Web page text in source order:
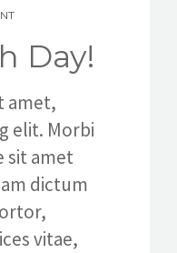
Day!
amet,
elit. Morbi
sit amet
dictum
vitae,